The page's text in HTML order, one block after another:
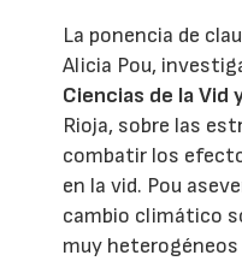
La ponencia de
Alicia Pou,
Ciencias de la Vid
Rioja, sobre las
combatir los
en la vid. Pou
cambio climático
muy